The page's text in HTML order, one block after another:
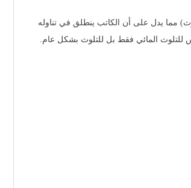
مما يدل على أن الكاتب ينطلق في تناوله
للتلوث المائي فقط بل للتلوث بشكل عام.